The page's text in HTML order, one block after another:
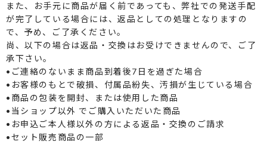
また、お手元に商品が届く前であっても、弊社での発送手配
が完了している場合には、返品としての処理となりますの
で、予め、ご了承ください。
尚、以下の場合は返品・交換はお受けできませんので、ご了
承下さい。
•ご連絡のないまま商品到着後7日を過ぎた場合
•お客様のもとで破損、付属品紛失、汚損が生じている場合
•商品の包装を開封、または使用した商品
•当ショップ以外 でご購入いただいた商品
•お申込ご本人様以外の方による返品・交換のご請求
•セット販売商品の一部